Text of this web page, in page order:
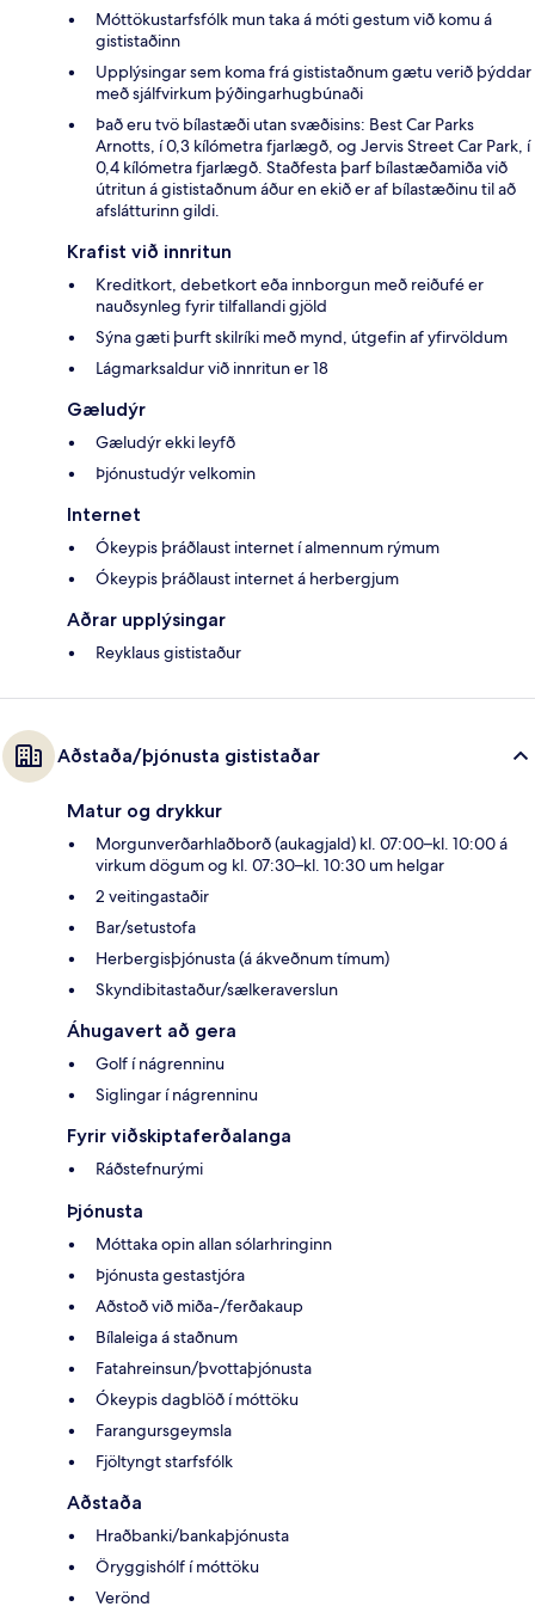
Móttökustarfsfólk mun taka á móti gestum við komu á
gististaðinn
Upplýsingar sem koma frá gististaðnum gætu verið þýddar
með sjálfvirkum þýðingarhugbúnaði
Það eru tvö bílastæði utan svæðisins: Best Car Parks
Arnotts, í 0,3 kílómetra fjarlægð, og Jervis Street Car Park, í
0,4 kílómetra fjarlægð. Staðfesta þarf bílastæðamiða við
útritun á gististaðnum áður en ekið er af bílastæðinu til að
afslátturinn gildi.
Krafist við innritun
Kreditkort, debetkort eða innborgun með reiðufé er
nauðsynleg fyrir tilfallandi gjöld
Sýna gæti þurft skilríki með mynd, útgefin af yfirvöldum
Lágmarksaldur við innritun er 18
Gæludýr
Gæludýr ekki leyfð
Þjónustudýr velkomin
Internet
Ókeypis þráðlaust internet í almennum rýmum
Ókeypis þráðlaust internet á herbergjum
Aðrar upplýsingar
Reyklaus gististaður
Aðstaða/þjónusta gististaðar
Matur og drykkur
Morgunverðarhlaðborð (aukagjald) kl. 07:00–kl. 10:00 á
virkum dögum og kl. 07:30–kl. 10:30 um helgar
2 veitingastaðir
Bar/setustofa
Herbergisþjónusta (á ákveðnum tímum)
Skyndibitastaður/sælkeraverslun
Áhugavert að gera
Golf í nágrenninu
Siglingar í nágrenninu
Fyrir viðskiptaferðalanga
Ráðstefnurými
Þjónusta
Móttaka opin allan sólarhringinn
Þjónusta gestastjóra
Aðstoð við miða-/ferðakaup
Bílaleiga á staðnum
Fatahreinsun/þvottaþjónusta
Ókeypis dagblöð í móttöku
Farangursgeymsla
Fjöltyngt starfsfólk
Aðstaða
Hraðbanki/bankaþjónusta
Öryggishólf í móttöku
Verönd